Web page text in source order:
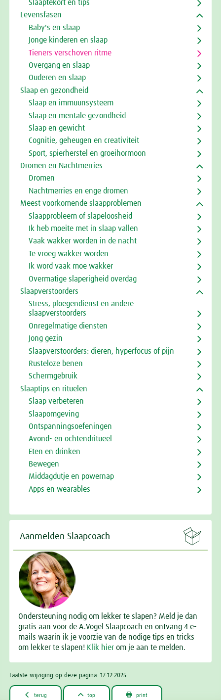
Slaaptekort en tips
Levensfasen
Baby's en slaap
Jonge kinderen en slaap
Tieners verschoven ritme
Overgang en slaap
Ouderen en slaap
Slaap en gezondheid
Slaap en immuunsysteem
Slaap en mentale gezondheid
Slaap en gewicht
Cognitie, geheugen en creativiteit
Sport, spierherstel en groeihormoon
Dromen en Nachtmerries
Dromen
Nachtmerries en enge dromen
Meest voorkomende slaapproblemen
Slaapprobleem of slapeloosheid
Ik heb moeite met in slaap vallen
Vaak wakker worden in de nacht
Te vroeg wakker worden
Ik word vaak moe wakker
Overmatige slaperigheid overdag
Slaapverstoorders
Stress, ploegendienst en andere
slaapverstoorders
Onregelmatige diensten
Jong gezin
Slaapverstoorders: dieren, hyperfocus of pijn
Rusteloze benen
Schermgebruik
Slaaptips en rituelen
Slaap verbeteren
Slaapomgeving
Ontspanningsoefeningen
Avond- en ochtendritueel
Eten en drinken
Bewegen
Middagdutje en powernap
Apps en wearables

Aanmelden Slaapcoach
Ondersteuning nodig om lekker te slapen? Meld je dan
gratis aan voor de A.Vogel Slaapcoach en ontvang 4 e-
mails waarin ik je voorzie van de nodige tips en tricks
om lekker te slapen! Klik hier om je aan te melden.
Laatste wijziging op deze pagina: 17-12-2025
 terug  top  print